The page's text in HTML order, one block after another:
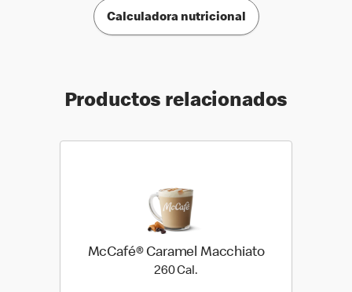
Calculadora nutricional
Productos relacionados
McCafé® Caramel Macchiato
260 Cal.260 Cal.